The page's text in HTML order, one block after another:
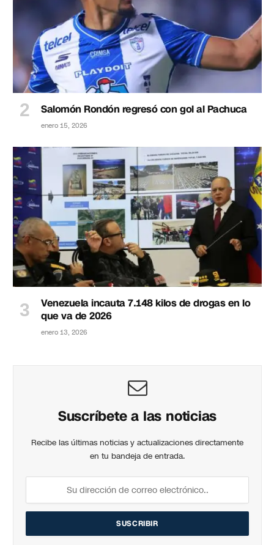
Salomón Rondón regresó con gol al Pachuca
enero 15, 2026
Venezuela incauta 7.148 kilos de drogas en lo
que va de 2026
enero 13, 2026
Suscríbete a las noticias
Recibe las últimas noticias y actualizaciones directamente
en tu bandeja de entrada.